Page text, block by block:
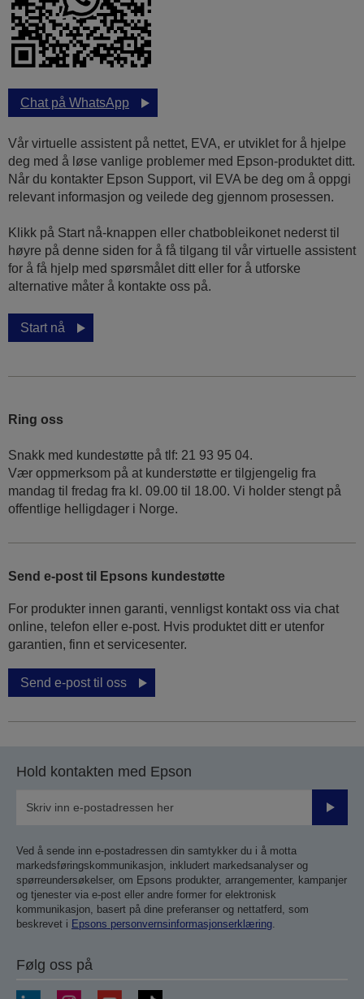
Chat på WhatsApp
Vår virtuelle assistent på nettet, EVA, er utviklet for å hjelpe
deg med å løse vanlige problemer med Epson-produktet ditt.
Når du kontakter Epson Support, vil EVA be deg om å oppgi
relevant informasjon og veilede deg gjennom prosessen.
Klikk på Start nå-knappen eller chatbobleikonet nederst til
høyre på denne siden for å få tilgang til vår virtuelle assistent
for å få hjelp med spørsmålet ditt eller for å utforske
alternative måter å kontakte oss på.
Start nå
Ring oss
Snakk med kundestøtte på tlf: 21 93 95 04.
Vær oppmerksom på at kunderstøtte er tilgjengelig fra
mandag til fredag fra kl. 09.00 til 18.00. Vi holder stengt på
offentlige helligdager i Norge.
Send e-post til Epsons kundestøtte
For produkter innen garanti, vennligst kontakt oss via chat
online, telefon eller e-post. Hvis produktet ditt er utenfor
garantien, finn et servicesenter.
Send e-post til oss
Hold kontakten med Epson
Send
Ved å sende inn e-postadressen din samtykker du i å motta
markedsføringskommunikasjon, inkludert markedsanalyser og
spørreundersøkelser, om Epsons produkter, arrangementer, kampanjer
og tjenester via e-post eller andre former for elektronisk
kommunikasjon, basert på dine preferanser og nettatferd, som
beskrevet i Epsons personvernsinformasjonserklæring.
Følg oss på